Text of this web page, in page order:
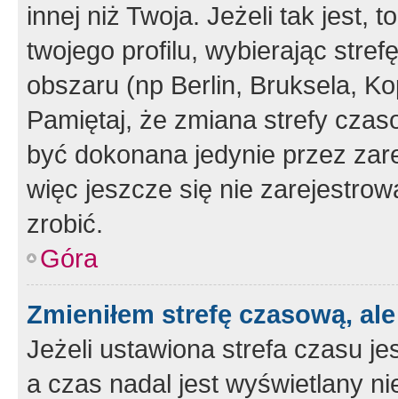
innej niż Twoja. Jeżeli tak jest,
twojego profilu, wybierając
obszaru (np Berlin, Bruksela,
Pamiętaj, że zmiana strefy
być dokonana jedynie przez
więc jeszcze się nie
zrobić.
Góra
Zmieniłem strefę czasową,
Jeżeli ustawiona strefa czasu
a czas nadal jest wyświetlany